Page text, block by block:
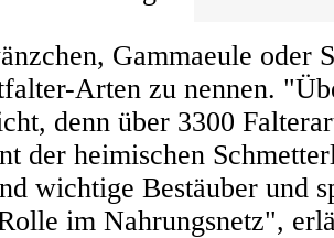
Gammaeule oder
Arten zu nennen.
denn über 3300
der heimischen
wichtige Bestäuber und
im Nahrungsnetz",